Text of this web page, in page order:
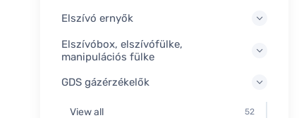
Elszívó ernyők
Elszívóbox, elszívófülke,
manipulációs fülke
GDS gázérzékelők
View all 52